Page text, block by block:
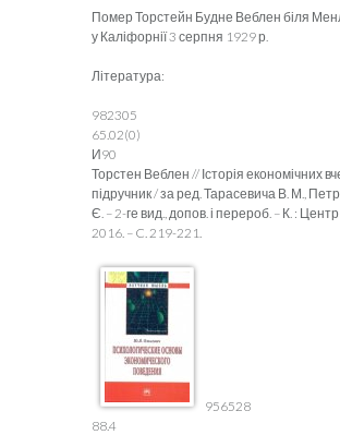
Помер Торстейн Будне Веблен біля
у Каліфорнії 3 серпня 1929 р.
Література:
982305
65.02(0)
И90
Торстен Веблен // Історія економічних
підручник / за ред. Тарасевича В. М.,
Є. – 2-ге вид., допов. і перероб. – К. : Центр
2016. – C. 219-221.
956528
88.4